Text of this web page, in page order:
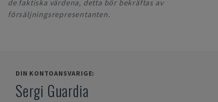
de faktiska värdena, detta bör bekräftas av
försäljningsrepresentanten.
DIN KONTOANSVARIGE:
Sergi Guardia